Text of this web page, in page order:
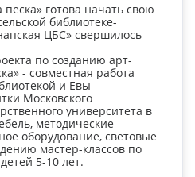
песка» готова начать свою
библиотеке-
ЦБС» свершилось
по созданию арт-
- совместная работа
и Евы
Московского
университета в
методические
оборудование, световые
мастер-классов по
5-10 лет.